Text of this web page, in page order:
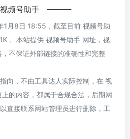
视频号助手
1月8日 18:55，截至目前 视频号助
， 本站提供 视频号助手 网址，视
不保证外部链接的准确性和完整
向，不由工具达人实际控制，在 视
的内容，都属于合规合法，后期网
直接联系网站管理员进行删除，工